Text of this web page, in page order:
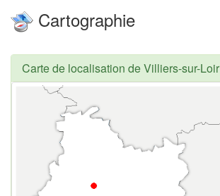
Cartographie
Carte de localisation de Villiers-sur-Loir